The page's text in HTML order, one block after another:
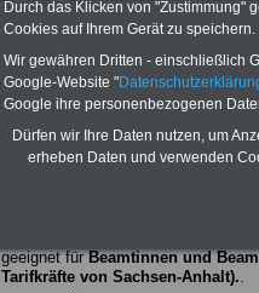
Sachsen-
Öffnungen
22,50 Euro: Wissenswertes für
und Beamte,
geeignet fürBeamtinnen und
Tarifkräfte von Sachsen-Anhalt)..
Durch das Klicken von "Zustimmung"
Cookies auf Ihrem Gerät zu speichern.
Wir gewähren Dritten - einschließlich
Google-Website "
Google ihre personenbezogenen
Dürfen wir Ihre Daten nutzen, um
erheben Daten und verwenden